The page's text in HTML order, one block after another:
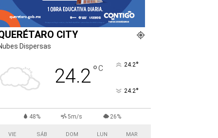
CITY
Dispersas
24.2°C 24.2°
24.2°
48% 5m/s 26%
VIE SÁB DOM LUN MAR